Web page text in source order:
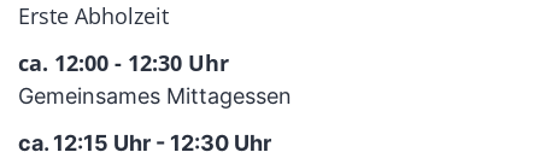
Erste Abholzeit
ca. 12:00 - 12:30 Uhr
Gemeinsames Mittagessen
ca. 12:15 Uhr - 12:30 Uhr